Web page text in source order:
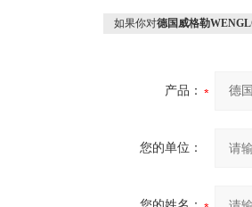
如果你对德国威格勒
产品：
您的单位：